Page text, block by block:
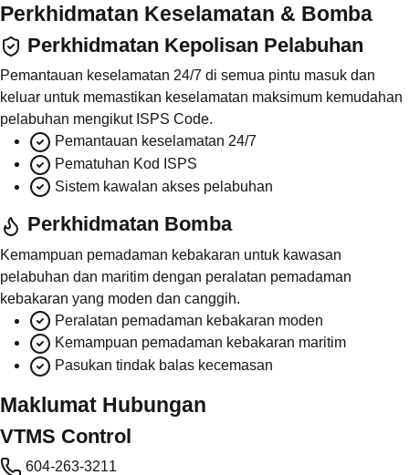
Perkhidmatan Keselamatan & Bomba
Perkhidmatan Kepolisan Pelabuhan
Pemantauan keselamatan 24/7 di semua pintu masuk dan
keluar untuk memastikan keselamatan maksimum kemudahan
pelabuhan mengikut ISPS Code.
Pemantauan keselamatan 24/7
Pematuhan Kod ISPS
Sistem kawalan akses pelabuhan
Perkhidmatan Bomba
Kemampuan pemadaman kebakaran untuk kawasan
pelabuhan dan maritim dengan peralatan pemadaman
kebakaran yang moden dan canggih.
Peralatan pemadaman kebakaran moden
Kemampuan pemadaman kebakaran maritim
Pasukan tindak balas kecemasan
Maklumat Hubungan
VTMS Control
604-263-3211